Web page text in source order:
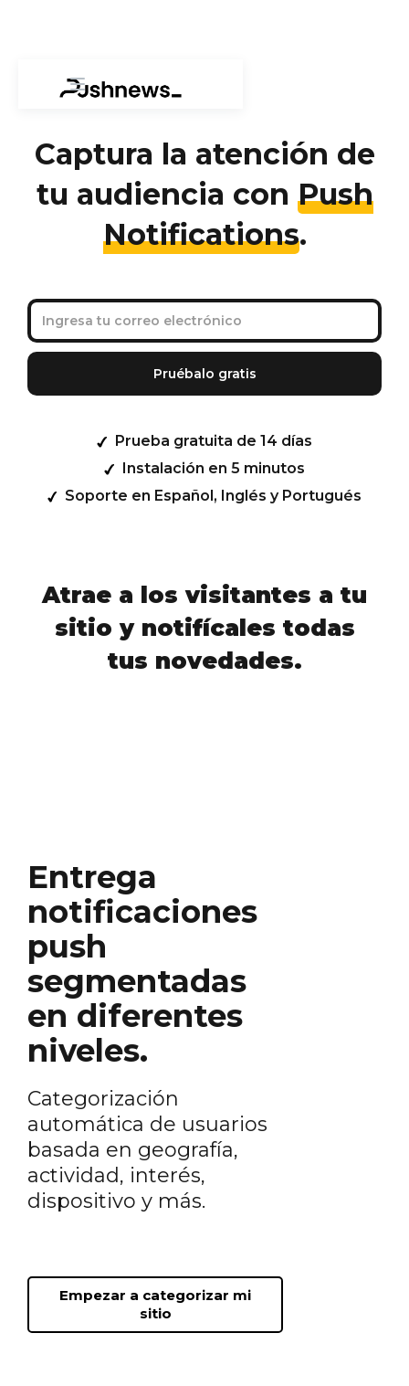
Captura la atención de
tu audiencia con Push
Notifications.
Prueba gratuita de 14 días
Instalación en 5 minutos
Soporte en Español, Inglés y Portugués
Atrae a los visitantes a tu
sitio y notifícales todas
tus novedades.
Entrega
notificaciones
push
segmentadas
en diferentes
niveles.
Categorización
automática de usuarios
basada en geografía,
actividad, interés,
dispositivo y más.
Empezar a categorizar mi
sitio